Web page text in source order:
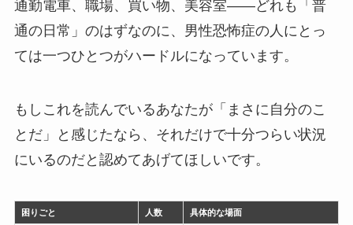
通勤電車、職場、買い物、美容室——どれも「普
通の日常」のはずなのに、男性恐怖症の人にとっ
ては一つひとつがハードルになっています。
もしこれを読んでいるあなたが「まさに自分のこ
とだ」と感じたなら、それだけで十分つらい状況
にいるのだと認めてあげてほしいです。
困りごと 人数 具体的な場面